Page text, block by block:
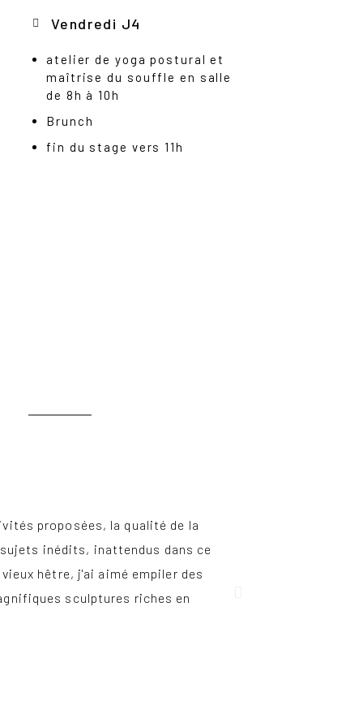
Vendredi J4
atelier de yoga postural et
maîtrise du souffle en salle
de 8h à 10h
Brunch
fin du stage vers 11h
proposées, la qualité de la
inédits, inattendus dans ce
hêtre, j'ai aimé empiler des
sculptures riches en